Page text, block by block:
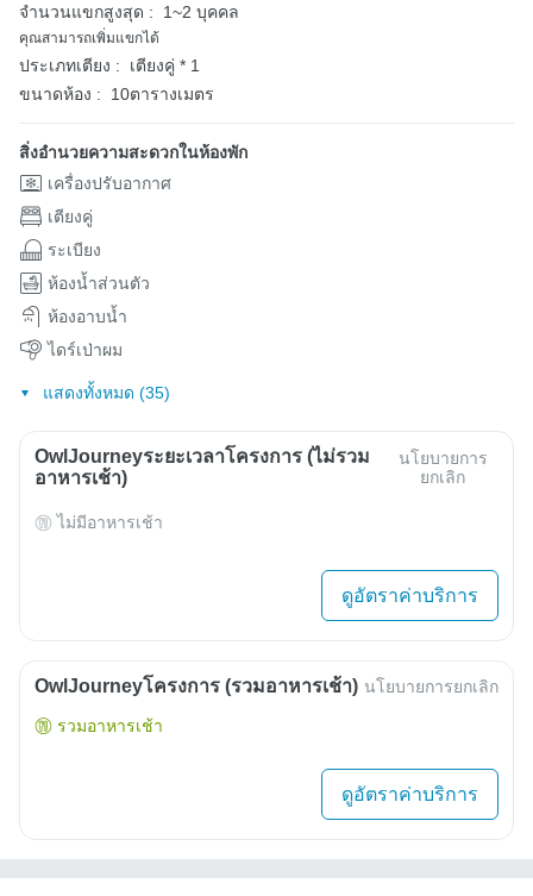
จำนวนแขกสูงสุด : 1~2 บุคคล
คุณสามารถเพิ่มแขกได้
ประเภทเตียง :
เตียงคู่ * 1
ขนาดห้อง :
10ตารางเมตร
สิ่งอำนวยความสะดวกในห้องพัก
เครื่องปรับอากาศ
เตียงคู่
ระเบียง
ห้องน้ำส่วนตัว
ห้องอาบน้ำ
ไดร์เป่าผม
แสดงทั้งหมด (35)
OwlJourneyระยะเวลาโครงการ (ไม่รวม
อาหารเช้า)
นโยบายการ
ยกเลิก
ไม่มีอาหารเช้า
ดูอัตราค่าบริการ
OwlJourneyโครงการ (รวมอาหารเช้า) นโยบายการยกเลิก
รวมอาหารเช้า
ดูอัตราค่าบริการ